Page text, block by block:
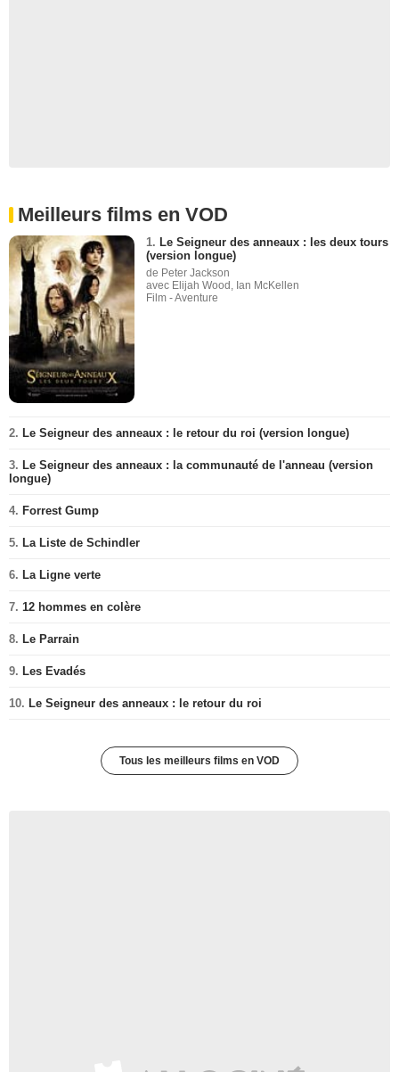
Meilleurs films en VOD
1. Le Seigneur des anneaux : les deux tours
(version longue)
de Peter Jackson
avec Elijah Wood, Ian McKellen
Film - Aventure
2. Le Seigneur des anneaux : le retour du roi (version longue)
3. Le Seigneur des anneaux : la communauté de l'anneau (version
longue)
4. Forrest Gump
5. La Liste de Schindler
6. La Ligne verte
7. 12 hommes en colère
8. Le Parrain
9. Les Evadés
10. Le Seigneur des anneaux : le retour du roi
Tous les meilleurs films en VOD